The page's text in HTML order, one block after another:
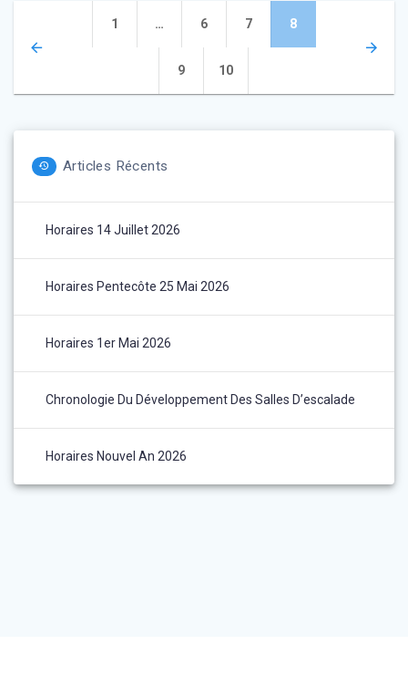
Navigation
des
articles
Page
1 … Page
6 Page
7 Page
8
Page
9 Page
10
Articles Récents
Horaires 14 Juillet 2026
Horaires Pentecôte 25 Mai 2026
Horaires 1er Mai 2026
Chronologie Du Développement Des Salles D’escalade
Horaires Nouvel An 2026